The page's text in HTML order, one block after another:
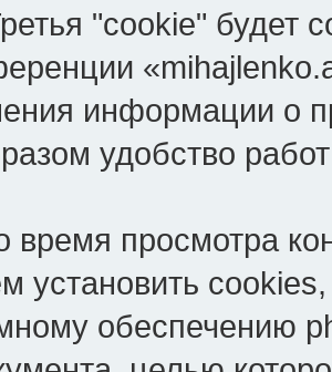
"cookie" будет
информации о
удобство
время просмотра
установить
обеспечению